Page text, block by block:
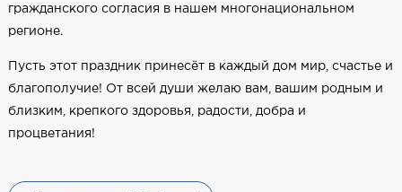
гражданского согласия в нашем многонациональном
регионе.
Пусть этот праздник принесёт в каждый дом мир, счастье и
благополучие! От всей души желаю вам, вашим родным и
близким, крепкого здоровья, радости, добра и
процветания!